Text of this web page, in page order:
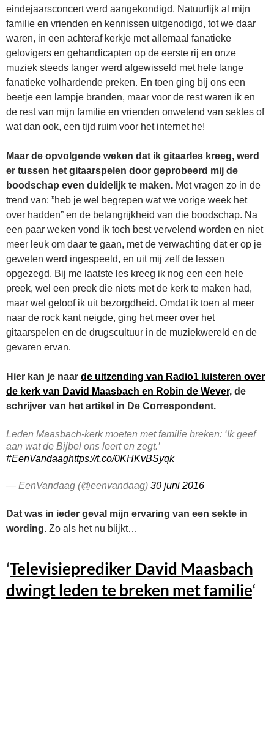
eindejaarsconcert werd aangekondigd. Natuurlijk al mijn
familie en vrienden en kennissen uitgenodigd, tot we daar
waren, in een achteraf kerkje met allemaal fanatieke
gelovigers en gehandicapten op de eerste rij en onze
muziek steeds langer werd afgewisseld met hele lange
fanatieke volhardende preken. En toen ging bij ons een
beetje een lampje branden, maar voor de rest waren ik en
de rest van mijn familie en vrienden onwetend van sektes of
wat dan ook, een tijd ruim voor het internet he!
Maar de opvolgende weken dat ik gitaarles kreeg, werd
er tussen het gitaarspelen door geprobeerd mij de
boodschap even duidelijk te maken. Met vragen zo in de
trend van: ”heb je wel begrepen wat we vorige week het
over hadden” en de belangrijkheid van die boodschap. Na
een paar weken vond ik toch best vervelend worden en niet
meer leuk om daar te gaan, met de verwachting dat er op je
geweten werd ingespeeld, en uit mij zelf de lessen
opgezegd. Bij me laatste les kreeg ik nog een een hele
preek, wel een preek die niets met de kerk te maken had,
maar wel geloof ik uit bezorgdheid. Omdat ik toen al meer
naar de rock kant neigde, ging het meer over het
gitaarspelen en de drugscultuur in de muziekwereld en de
gevaren ervan.
Hier kan je naar de uitzending van Radio1 luisteren over
de kerk van David Maasbach en Robin de Wever, de
schrijver van het artikel in De Correspondent.
Leden Maasbach-kerk moeten met familie breken: ‘Ik geef
aan wat de Bijbel ons leert en zegt.’
#EenVandaaghttps://t.co/0KHKvBSyqk
— EenVandaag (@eenvandaag) 30 juni 2016
Dat was in ieder geval mijn ervaring van een sekte in
wording. Zo als het nu blijkt…
‘Televisieprediker David Maasbach
dwingt leden te breken met familie‘